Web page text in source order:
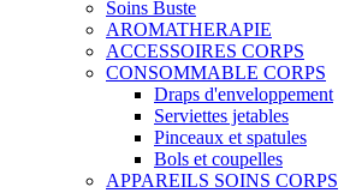
Soins Buste
AROMATHERAPIE
ACCESSOIRES CORPS
CONSOMMABLE CORPS
Draps d'enveloppement
Serviettes jetables
Pinceaux et spatules
Bols et coupelles
APPAREILS SOINS CORPS